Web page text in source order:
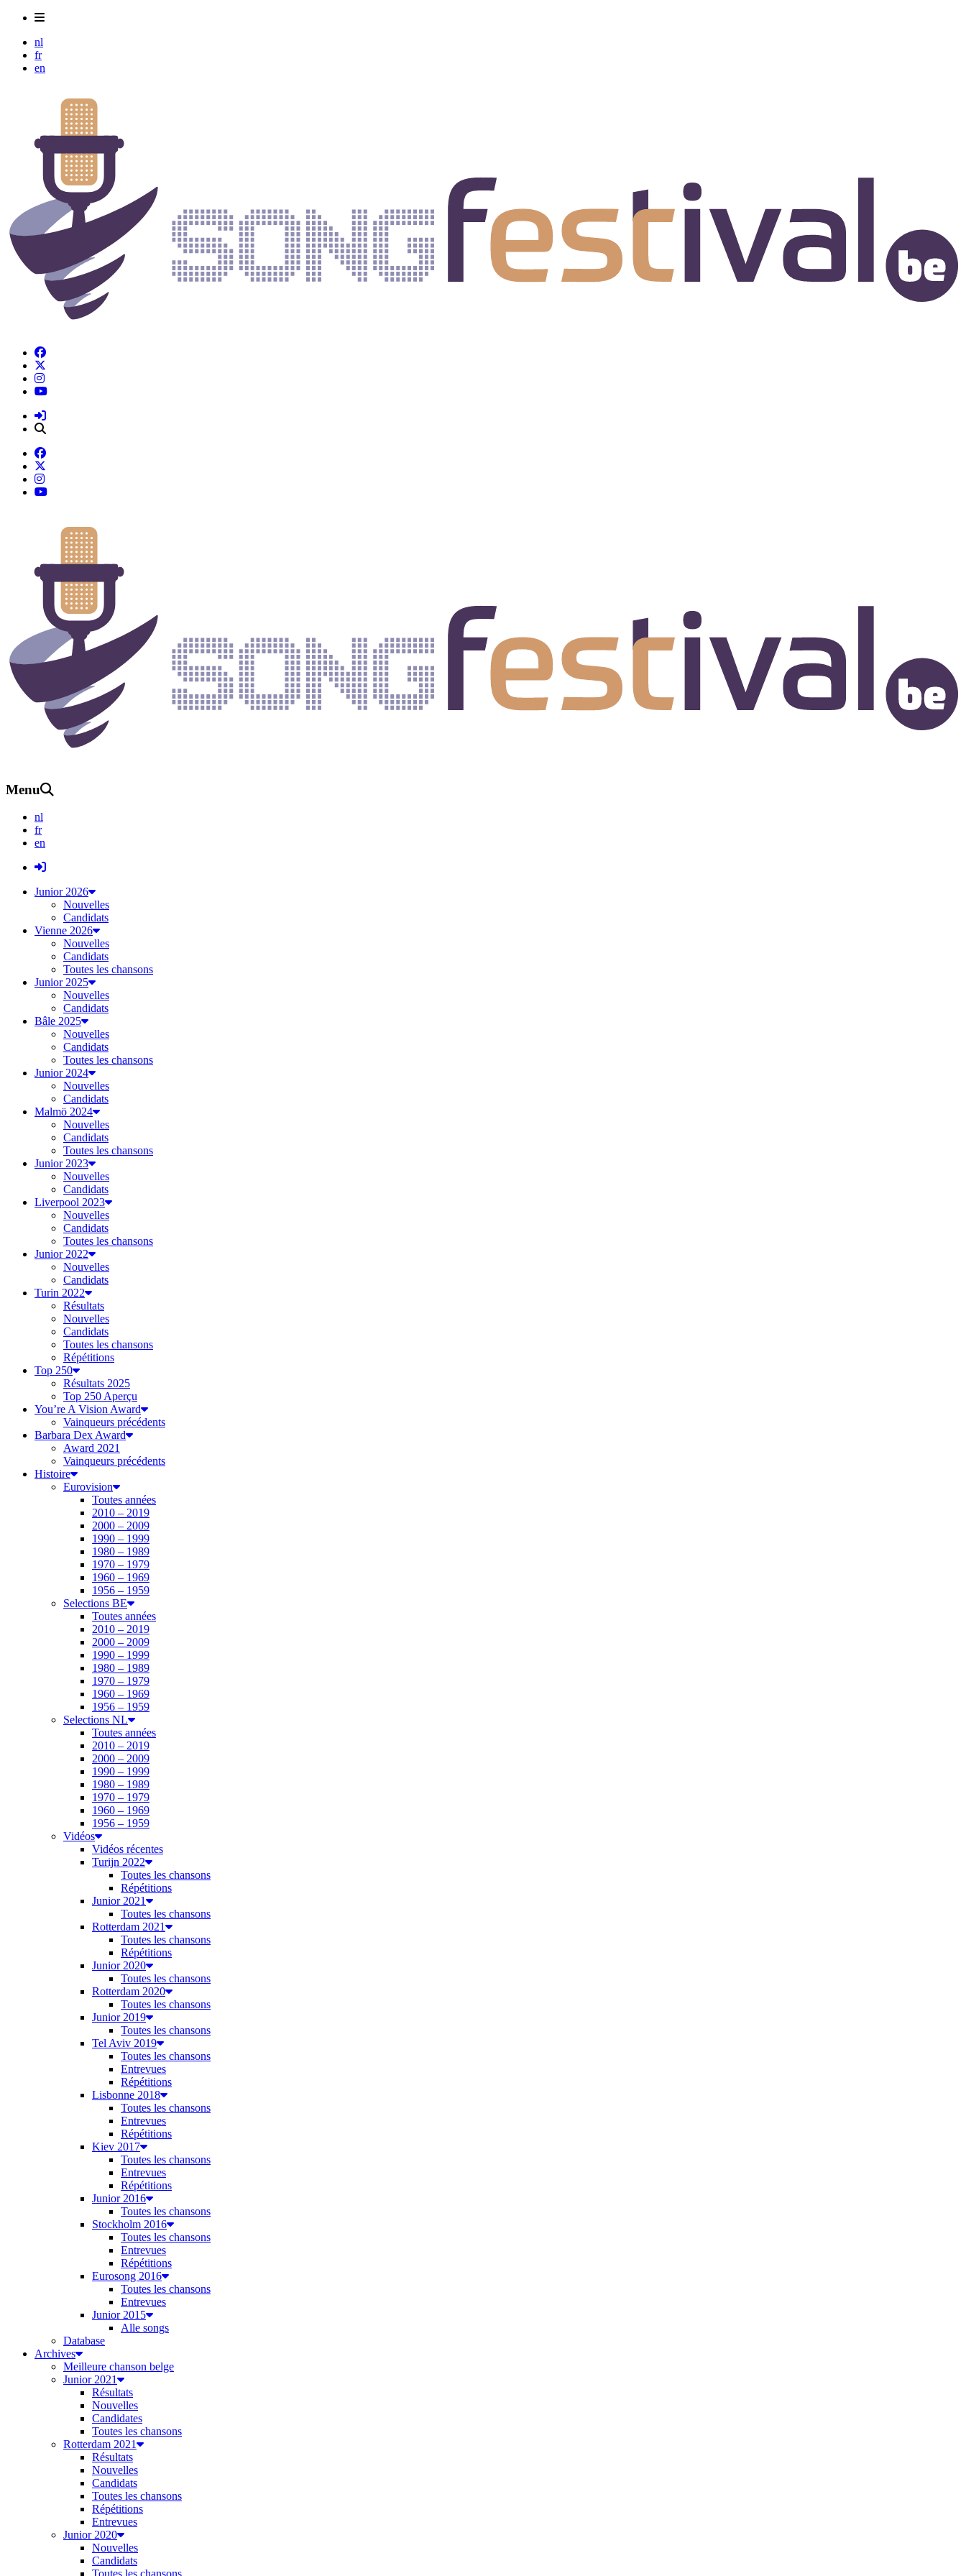
nl
fr
en
Menu
nl
fr
en
Junior 2026
Nouvelles
Candidats
Vienne 2026
Nouvelles
Candidats
Toutes les chansons
Junior 2025
Nouvelles
Candidats
Bâle 2025
Nouvelles
Candidats
Toutes les chansons
Junior 2024
Nouvelles
Candidats
Malmö 2024
Nouvelles
Candidats
Toutes les chansons
Junior 2023
Nouvelles
Candidats
Liverpool 2023
Nouvelles
Candidats
Toutes les chansons
Junior 2022
Nouvelles
Candidats
Turin 2022
Résultats
Nouvelles
Candidats
Toutes les chansons
Répétitions
Top 250
Résultats 2025
Top 250 Aperçu
You’re A Vision Award
Vainqueurs précédents
Barbara Dex Award
Award 2021
Vainqueurs précédents
Histoire
Eurovision
Toutes années
2010 – 2019
2000 – 2009
1990 – 1999
1980 – 1989
1970 – 1979
1960 – 1969
1956 – 1959
Selections BE
Toutes années
2010 – 2019
2000 – 2009
1990 – 1999
1980 – 1989
1970 – 1979
1960 – 1969
1956 – 1959
Selections NL
Toutes années
2010 – 2019
2000 – 2009
1990 – 1999
1980 – 1989
1970 – 1979
1960 – 1969
1956 – 1959
Vidéos
Vidéos récentes
Turijn 2022
Toutes les chansons
Répétitions
Junior 2021
Toutes les chansons
Rotterdam 2021
Toutes les chansons
Répétitions
Junior 2020
Toutes les chansons
Rotterdam 2020
Toutes les chansons
Junior 2019
Toutes les chansons
Tel Aviv 2019
Toutes les chansons
Entrevues
Répétitions
Lisbonne 2018
Toutes les chansons
Entrevues
Répétitions
Kiev 2017
Toutes les chansons
Entrevues
Répétitions
Junior 2016
Toutes les chansons
Stockholm 2016
Toutes les chansons
Entrevues
Répétitions
Eurosong 2016
Toutes les chansons
Entrevues
Junior 2015
Alle songs
Database
Archives
Meilleure chanson belge
Junior 2021
Résultats
Nouvelles
Candidates
Toutes les chansons
Rotterdam 2021
Résultats
Nouvelles
Candidats
Toutes les chansons
Répétitions
Entrevues
Junior 2020
Nouvelles
Candidats